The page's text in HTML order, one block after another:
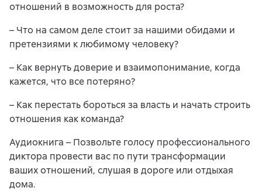
отношений в возможность для роста?
– Что на самом деле стоит за нашими обидами и
претензиями к любимому человеку?
– Как вернуть доверие и взаимопонимание, когда
кажется, что все потеряно?
– Как перестать бороться за власть и начать строить
отношения как команда?
Аудиокнига – Позвольте голосу профессионального
диктора провести вас по пути трансформации
ваших отношений, слушая в дороге или отдыхая
дома.